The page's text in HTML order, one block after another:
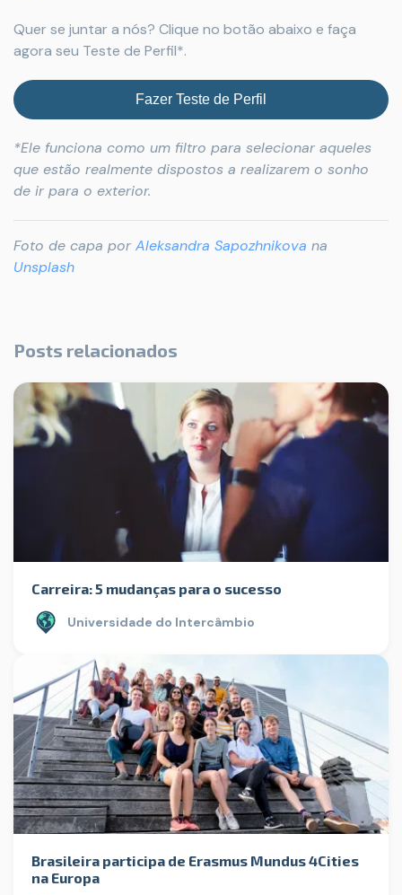
Quer se juntar a nós? Clique no botão abaixo e faça
agora seu Teste de Perfil*.
Fazer Teste de Perfil
*Ele funciona como um filtro para selecionar aqueles
que estão realmente dispostos a realizarem o sonho
de ir para o exterior.
Foto de capa por Aleksandra Sapozhnikova na
Unsplash
Posts relacionados
Carreira: 5 mudanças para o sucesso
Universidade do Intercâmbio
Brasileira participa de Erasmus Mundus 4Cities
na Europa